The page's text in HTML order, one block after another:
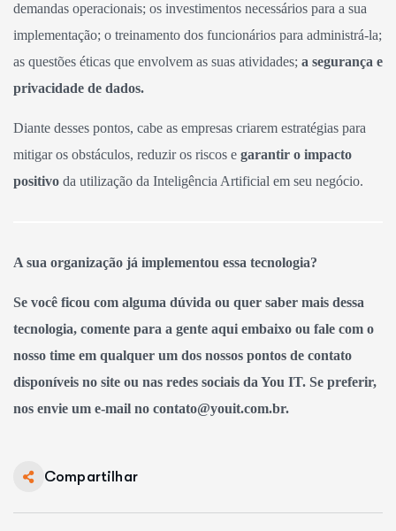
demandas operacionais; os investimentos necessários para a sua
implementação; o treinamento dos funcionários para administrá-la;
as questões éticas que envolvem as suas atividades; a segurança e
privacidade de dados.
Diante desses pontos, cabe as empresas criarem estratégias para
mitigar os obstáculos, reduzir os riscos e garantir o impacto
positivo da utilização da Inteligência Artificial em seu negócio.
A sua organização já implementou essa tecnologia?
Se você ficou com alguma dúvida ou quer saber mais dessa
tecnologia, comente para a gente aqui embaixo ou fale com o
nosso time em qualquer um dos nossos pontos de contato
disponíveis no site ou nas redes sociais da You IT. Se preferir,
nos envie um e-mail no contato@youit.com.br.
Compartilhar